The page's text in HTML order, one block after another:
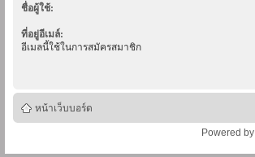
ชื่อผู้ใช้:
ที่อยู่อีเมล์:
อีเมลนี้ใช้ในการสมัครสมาชิก
หน้าเว็บบอร์ด
Powered by